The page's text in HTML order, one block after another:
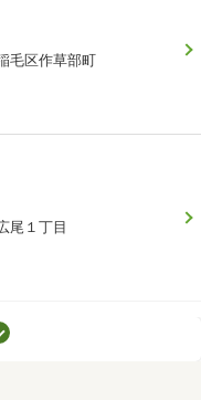
毛区作草部町
尾１丁目